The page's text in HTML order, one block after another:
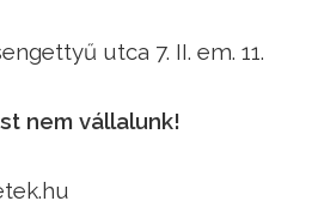
utca 7. II. em. 11.
nem vállalunk!